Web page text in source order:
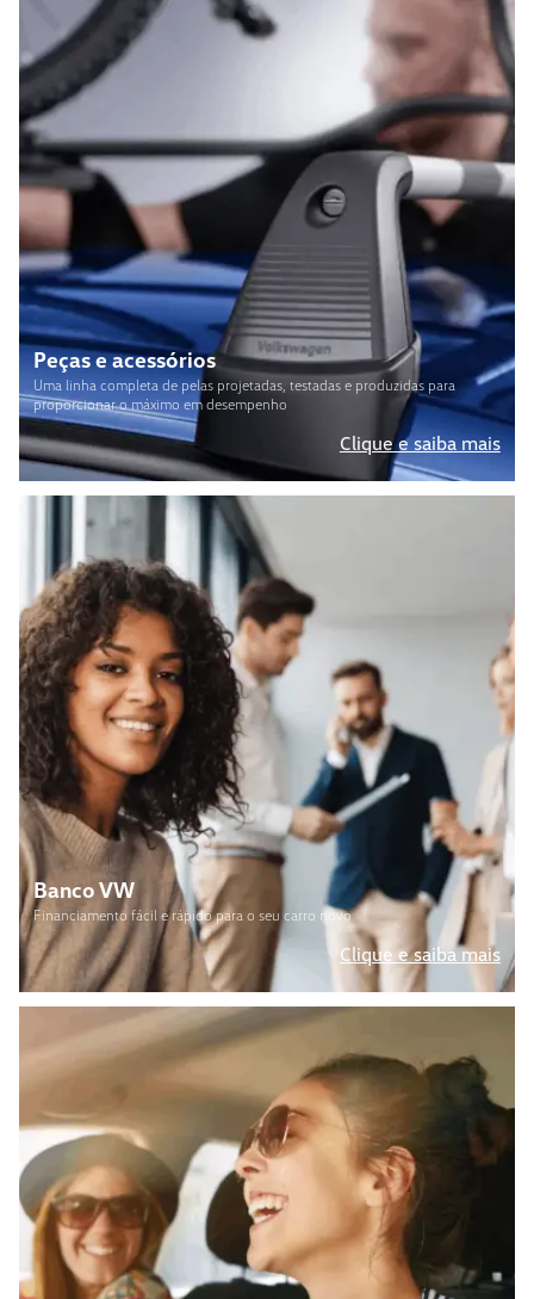
Peças e acessórios
Uma linha completa de pelas projetadas, testadas e produzidas para
proporcionar o máximo em desempenho
Clique e saiba mais
Banco VW
Financiamento fácil e rápido para o seu carro novo
Clique e saiba mais